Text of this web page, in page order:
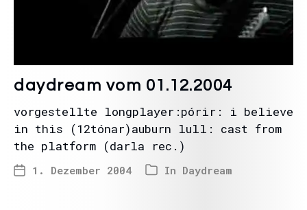
daydream vom 01.12.2004
vorgestellte longplayer:pórir: i believe
in this (12tónar)auburn lull: cast from
the platform (darla rec.)
1. Dezember 2004 In Daydream